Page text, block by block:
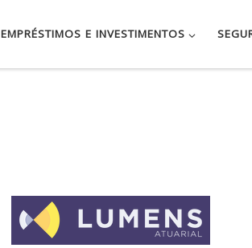
EMPRÉSTIMOS E INVESTIMENTOS